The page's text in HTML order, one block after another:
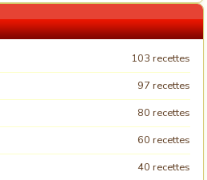
103 recettes
97 recettes
80 recettes
60 recettes
40 recettes